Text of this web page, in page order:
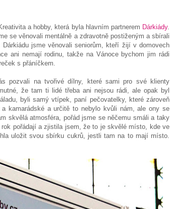
a hobby, která byla hlavním partnerem Dárkiády.
se věnovali mentálně a zdravotně postiženým a sbírali
jsme věnovali seniorům, kteří žijí v domovech
ani nemají rodinu, takže na Vánoce bychom jim rádi
s přáníčkem.
pozvali na tvořivé dílny, které sami pro své klienty
že tam ti lidé třeba ani nejsou rádi, ale opak byl
byli samý vtípek, paní pečovatelky, které zároveň
kamarádské a určitě to nebylo kvůli nám, ale ony se
skvělá atmosféra, pořád jsme se něčemu smáli a taky
pořádají a zjistila jsem, že to je skvělé místo, kde ve
uložit svou sbírku cukrů, jestli tam na to mají místo.